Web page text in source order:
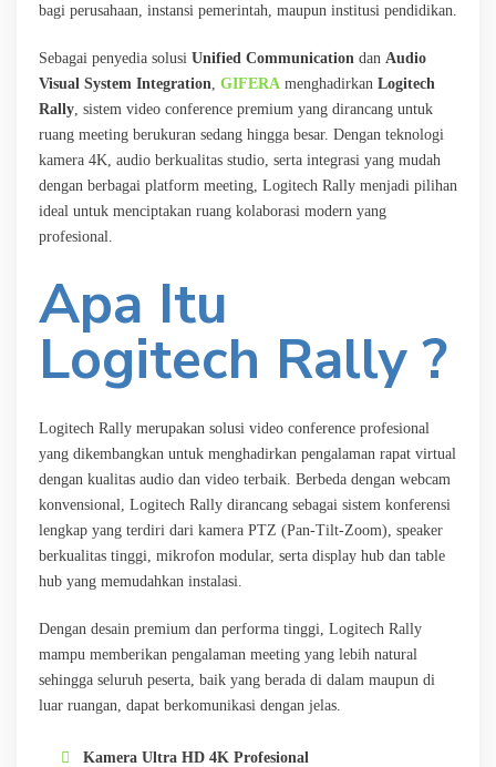
bagi perusahaan, instansi pemerintah, maupun institusi pendidikan.
Sebagai penyedia solusi Unified Communication dan Audio
Visual System Integration GIFERA menghadirkan Logitech
Rally , sistem video conference premium yang dirancang untuk
ruang meeting berukuran sedang hingga besar. Dengan teknologi
kamera 4K, audio berkualitas studio, serta integrasi yang mudah
dengan berbagai platform meeting, Logitech Rally menjadi pilihan
ideal untuk menciptakan ruang kolaborasi modern yang
profesional.
Apa Itu
Logitech Rally ?
Logitech Rally merupakan solusi video conference profesional
yang dikembangkan untuk menghadirkan pengalaman rapat virtual
dengan kualitas audio dan video terbaik. Berbeda dengan webcam
konvensional, Logitech Rally dirancang sebagai sistem konferensi
lengkap yang terdiri dari kamera PTZ (Pan-Tilt-Zoom), speaker
berkualitas tinggi, mikrofon modular, serta display hub dan table
hub yang memudahkan instalasi.
Dengan desain premium dan performa tinggi, Logitech Rally
mampu memberikan pengalaman meeting yang lebih natural
sehingga seluruh peserta, baik yang berada di dalam maupun di
luar ruangan, dapat berkomunikasi dengan jelas.
Kamera Ultra HD 4K Profesional